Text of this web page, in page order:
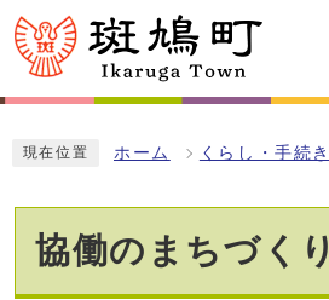
現在位置 ホーム くらし・手続き
協働のまちづくり